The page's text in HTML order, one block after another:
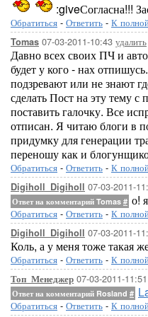
:giveСогласна!!!
Обратиться - Ответить - К
Tomas 07-03-2011-10:43 удалить
Давно всех своих ПЧ и
будет у кого - нах
подзревают или не знают
сделать Пост на эту тему
поставить галочку. Все
отписан. Я читаю блоги в
придумку для генерации
переношу как и
Обратиться - Ответить - К
Digiholl_Digiholl 07-03-2011-
Ответ на комментарий Tomas # о!
Обратиться - Ответить - К
Digiholl_Digiholl 07-03-2011-
Коль, а у меня тоже такая
Обратиться - Ответить - К
Топ_Менеджер 07-03-2011-11:51
Ответ на комментарий Rosland #
Обратиться - Ответить - К